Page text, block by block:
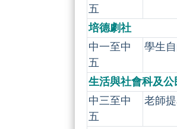
五
培德劇社
中一至中
五
學生
生活與社會科及
中三至中
五
老師